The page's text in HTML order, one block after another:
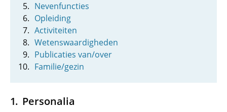
Nevenfuncties
Opleiding
Activiteiten
Wetenswaardigheden
Publicaties van/over
Familie/gezin
Personalia